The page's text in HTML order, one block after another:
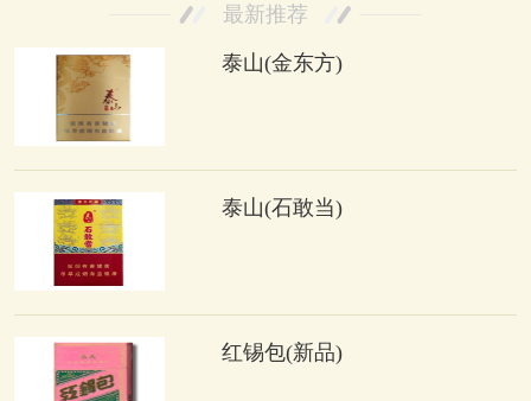
最新推荐
泰山(金东方)
泰山(石敢当)
红锡包(新品)